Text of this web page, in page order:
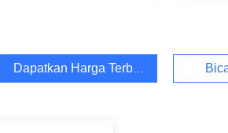
Dapatkan Harga Terbaik